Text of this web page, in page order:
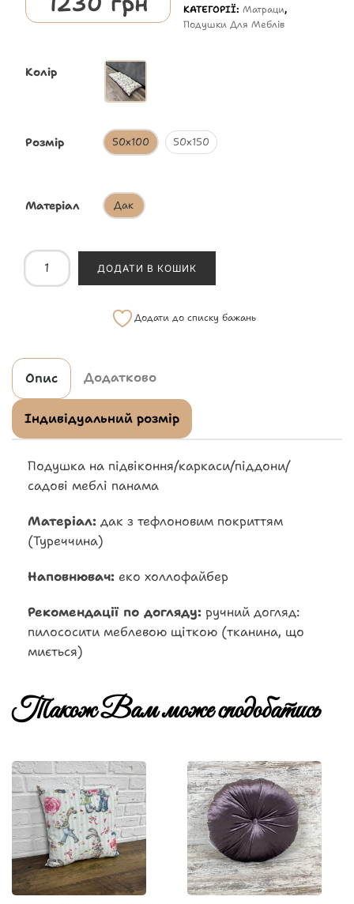
КАТЕГОРІЇ:Матраци,
Подушки Для Меблів
Колір
Розмір 50х100 50х150
Матеріал Дак
ДОДАТИ В КОШИК
Додати до списку бажань
Опис Додатково
Індивідуальний розмір
Подушка на підвіконня/каркаси/піддони/
садові меблі панама
Матеріал: дак з тефлоновим покриттям
(Туреччина)
Наповнювач: еко холлофайбер
Рекомендації по догляду: ручний догляд:
пилососити меблевою щіткою (тканина, що
миється)
Також Вам може сподобатись